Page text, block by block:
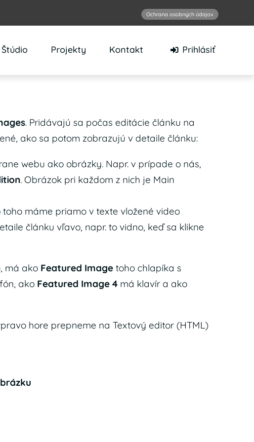
Ochrana osobných údajov
Štúdio Projekty Kontakt Prihlásiť
. Pridávajú sa počas editácie článku na
ako sa potom zobrazujú v detaile článku:
webu ako obrázky. Napr. v prípade o nás,
. Obrázok pri každom z nich je Main
máme priamo v texte vložené video
článku vľavo, napr. to vidno, keď sa klikne
, má ako Featured Image toho chlapíka s
ako Featured Image 4 má klavír a ako
hore prepneme na Textový editor (HTML)